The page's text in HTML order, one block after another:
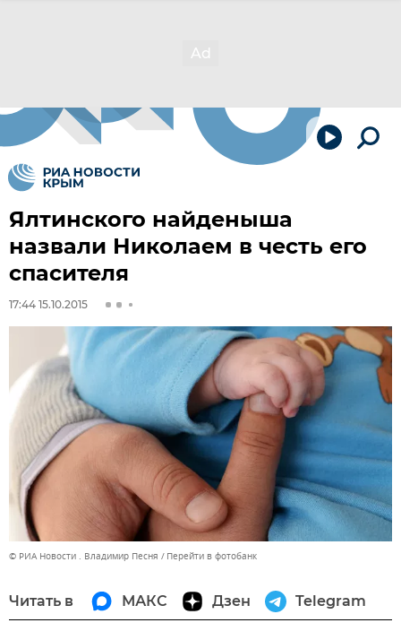
Ялтинского найденыша
назвали Николаем в честь его
спасителя
17:44 15.10.2015
© РИА Новости . Владимир Песня Перейти в фотобанк
Читать в МАКС Дзен Telegram